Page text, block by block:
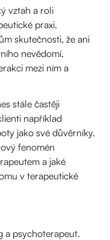
vztah a roli
praxi.
skutečnosti, že ani
nevědomí,
mezi ním a
stále častěji
například
jako své důvěrníky.
fenomén
a jaké
v terapeutické
a psychoterapeut.